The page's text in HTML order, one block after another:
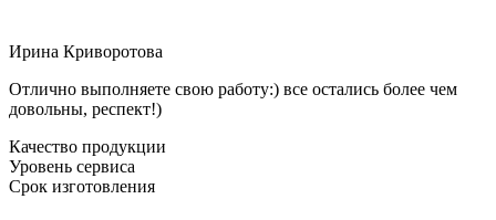
Ирина Криворотова
Отлично выполняете свою работу:) все остались более чем
довольны, респект!)
Качество продукции
Уровень сервиса
Срок изготовления